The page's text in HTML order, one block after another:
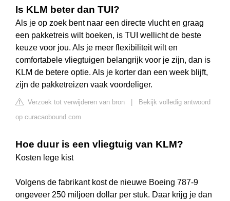
Is KLM beter dan TUI?
Als je op zoek bent naar een directe vlucht en graag
een pakketreis wilt boeken, is TUI wellicht de beste
keuze voor jou. Als je meer flexibiliteit wilt en
comfortabele vliegtuigen belangrijk voor je zijn, dan is
KLM de betere optie. Als je korter dan een week blijft,
zijn de pakketreizen vaak voordeliger.
Verzoek tot verwijderen van bron
Bekijk volledig antwoord
op curacaobound.com
Hoe duur is een vliegtuig van KLM?
Kosten lege kist
Volgens de fabrikant kost de nieuwe Boeing 787-9
ongeveer 250 miljoen dollar per stuk. Daar krijg je dan